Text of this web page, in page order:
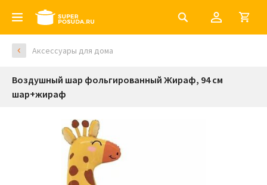
Аксессуары для дома
Воздушный шар фольгированный Жираф, 94 см
шар+жираф